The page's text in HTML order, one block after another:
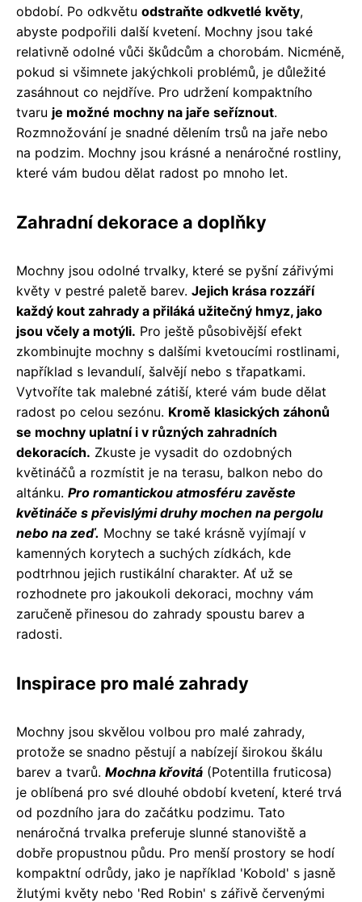
období. Po odkvětu odstraňte odkvetlé květy,
abyste podpořili další kvetení. Mochny jsou také
relativně odolné vůči škůdcům a chorobám. Nicméně,
pokud si všimnete jakýchkoli problémů, je důležité
zasáhnout co nejdříve. Pro udržení kompaktního
tvaru je možné mochny na jaře seříznout.
Rozmnožování je snadné dělením trsů na jaře nebo
na podzim. Mochny jsou krásné a nenáročné rostliny,
které vám budou dělat radost po mnoho let.
Zahradní dekorace a doplňky
Mochny jsou odolné trvalky, které se pyšní zářivými
květy v pestré paletě barev. Jejich krása rozzáří
každý kout zahrady a přiláká užitečný hmyz, jako
jsou včely a motýli. Pro ještě působivější efekt
zkombinujte mochny s dalšími kvetoucími rostlinami,
například s levandulí, šalvějí nebo s třapatkami.
Vytvoříte tak malebné zátiší, které vám bude dělat
radost po celou sezónu. Kromě klasických záhonů
se mochny uplatní i v různých zahradních
dekoracích. Zkuste je vysadit do ozdobných
květináčů a rozmístit je na terasu, balkon nebo do
altánku. Pro romantickou atmosféru zavěste
květináče s převislými druhy mochen na pergolu
nebo na zeď. Mochny se také krásně vyjímají v
kamenných korytech a suchých zídkách, kde
podtrhnou jejich rustikální charakter. Ať už se
rozhodnete pro jakoukoli dekoraci, mochny vám
zaručeně přinesou do zahrady spoustu barev a
radosti.
Inspirace pro malé zahrady
Mochny jsou skvělou volbou pro malé zahrady,
protože se snadno pěstují a nabízejí širokou škálu
barev a tvarů. Mochna křovitá (Potentilla fruticosa)
je oblíbená pro své dlouhé období kvetení, které trvá
od pozdního jara do začátku podzimu. Tato
nenáročná trvalka preferuje slunné stanoviště a
dobře propustnou půdu. Pro menší prostory se hodí
kompaktní odrůdy, jako je například 'Kobold' s jasně
žlutými květy nebo 'Red Robin' s zářivě červenými